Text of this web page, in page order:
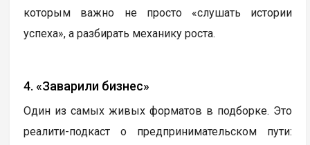
которым важно не просто «слушать истории
успеха», а разбирать механику роста.
4. «Заварили бизнес»
Один из самых живых форматов в подборке. Это
реалити-подкаст о предпринимательском пути: